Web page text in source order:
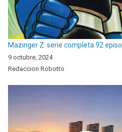
Mazinger Z: serie completa 92
9 octubre, 2024
Redaccion Robotto